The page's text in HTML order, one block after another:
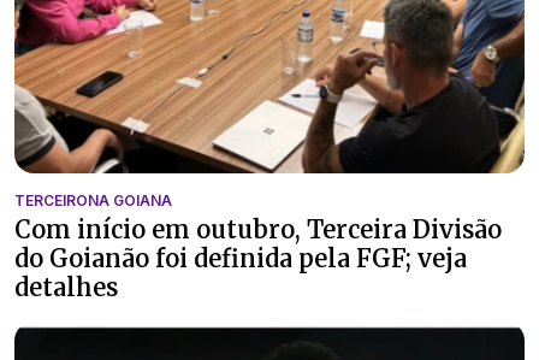
TERCEIRONA GOIANA
Com início em outubro, Terceira Divisão
do Goianão foi definida pela FGF; veja
detalhes